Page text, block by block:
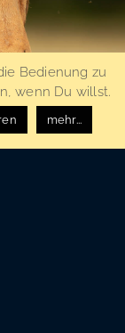
Bedienung zu
wenn Du willst.
mehr...